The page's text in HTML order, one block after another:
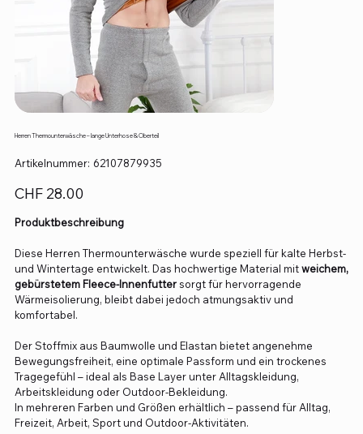
Herren Thermounterwäsche – lange Unterhose & Oberteil
Artikelnummer:
Artikelnummer:
62107879935
62107879935
Preis
CHF 28.00
Produktbeschreibung
Diese Herren Thermounterwäsche wurde speziell für kalte Herbst-
und Wintertage entwickelt. Das hochwertige Material mitweichem,
gebürstetem Fleece-Innenfuttersorgt für hervorragende
Wärmeisolierung, bleibt dabei jedoch atmungsaktiv und
komfortabel.
Der Stoffmix aus Baumwolle und Elastan bietet angenehme
Bewegungsfreiheit, eine optimale Passform und ein trockenes
Tragegefühl – ideal als Base Layer unter Alltagskleidung,
Arbeitskleidung oder Outdoor-Bekleidung.
In mehreren Farben und Größen erhältlich – passend für Alltag,
Freizeit, Arbeit, Sport und Outdoor-Aktivitäten.